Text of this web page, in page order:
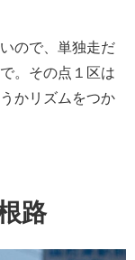
ので、単独走だ
。その点１区は
かリズムをつか
路